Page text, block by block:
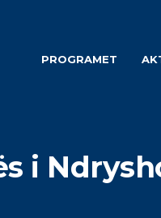
PROGRAMET
i